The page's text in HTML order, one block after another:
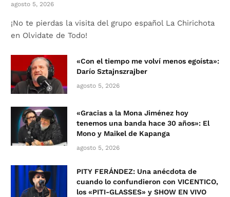
agosto 5, 2026
¡No te pierdas la visita del grupo español La Chirichota
en Olvidate de Todo!
«Con el tiempo me volví menos egoísta»:
Darío Sztajnszrajber
agosto 5, 2026
«Gracias a la Mona Jiménez hoy
tenemos una banda hace 30 años»: El
Mono y Maikel de Kapanga
agosto 5, 2026
PITY FERÁNDEZ: Una anécdota de
cuando lo confundieron con VICENTICO,
los «PITI-GLASSES» y SHOW EN VIVO